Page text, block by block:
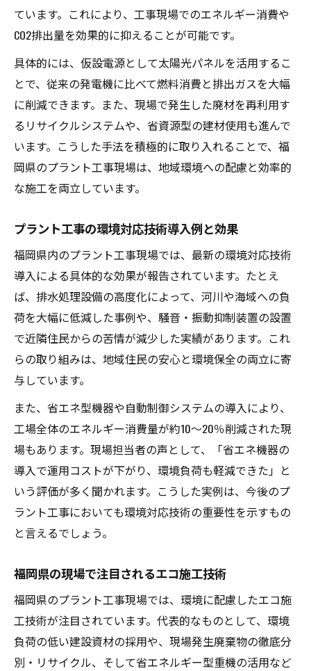
ています。これにより、工事現場でのエネルギー消費や
CO2排出量を効果的に抑えることが可能です。
具体的には、仮設電源として太陽光パネルを活用するこ
とで、従来の発電機に比べて燃料消費と排出ガスを大幅
に削減できます。また、現場で発生した廃材を再利用す
るリサイクルシステムや、省資源型の建材使用も進んで
います。こうした手法を積極的に取り入れることで、福
岡県のプラント工事現場は、地域環境への配慮と効率的
な施工を両立しています。
プラント工事の環境対応技術導入例と効果
福岡県内のプラント工事現場では、最新の環境対応技術
導入による具体的な効果が報告されています。たとえ
ば、排水処理設備の高度化によって、河川や海域への負
荷を大幅に低減した事例や、騒音・振動抑制装置の設置
で近隣住民からの苦情が減少した実績があります。これ
らの取り組みは、地域住民の安心と環境保全の両立に寄
与しています。
また、省エネ型機器や自動制御システムの導入により、
工場全体のエネルギー消費量が約10～20％削減された現
場もあります。現場担当者の声として、「省エネ機器の
導入で運用コストが下がり、環境負荷も軽減できた」と
いう評価が多く聞かれます。こうした実例は、今後のプ
ラント工事においても環境対応技術の重要性を示すもの
と言えるでしょう。
福岡県の現場で注目されるエコ施工技術
福岡県のプラント工事現場では、環境に配慮したエコ施
工技術が注目されています。代表的なものとして、環境
負荷の低い建設資材の採用や、現場発生廃棄物の徹底分
別・リサイクル、そして省エネルギー型重機の活用など